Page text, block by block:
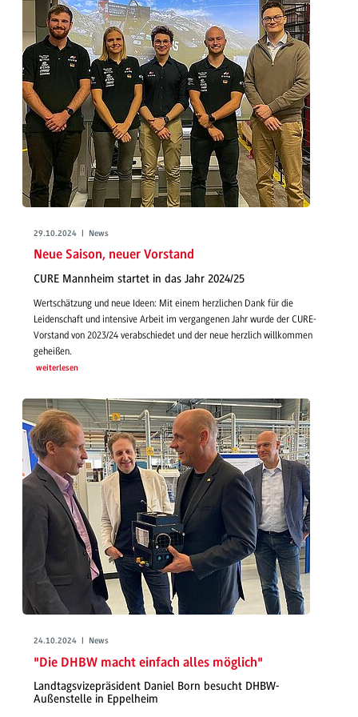
29.10.2024 | News
Neue Saison, neuer Vorstand
CURE Mannheim startet in das Jahr 2024/25
Wertschätzung und neue Ideen: Mit einem herzlichen Dank für die
Leidenschaft und intensive Arbeit im vergangenen Jahr wurde der CURE-
Vorstand von 2023/24 verabschiedet und der neue herzlich willkommen
geheißen.
weiterlesen
24.10.2024 | News
"Die DHBW macht einfach alles möglich"
Landtagsvizepräsident Daniel Born besucht DHBW-
Außenstelle in Eppelheim